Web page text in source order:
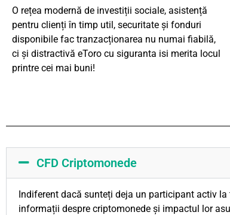
O rețea modernă de investiții sociale, asistență
pentru clienți în timp util, securitate și fonduri
disponibile fac tranzacționarea nu numai fiabilă,
ci și distractivă eToro cu siguranta isi merita locul
printre cei mai buni!
CFD Criptomonede
Indiferent dacă sunteți deja un participant activ
informații despre criptomonede și impactul lor